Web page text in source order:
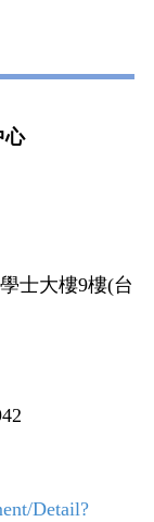
心
士大樓9樓(台
Detail?